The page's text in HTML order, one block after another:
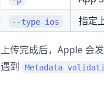
--type ios 指定
上传完成后，Apple 会
遇到
Metadata